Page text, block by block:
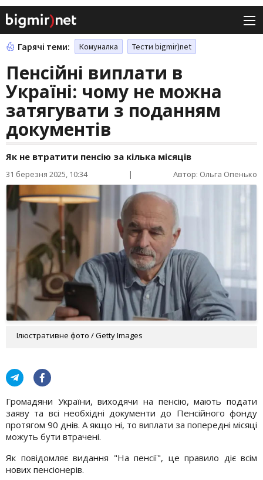
Гарячі теми: Комуналка Тести bigmir)net
Пенсійні виплати в
Україні: чому не можна
затягувати з поданням
документів
Як не втратити пенсію за кілька місяців
31 березня 2025, 10:34 | Автор: Ольга Опенько
Ілюстративне фото / Getty Images
Громадяни України, виходячи на пенсію, мають подати
заяву та всі необхідні документи до Пенсійного фонду
протягом 90 днів. А якщо ні, то виплати за попередні місяці
можуть бути втрачені.
Як повідомляє видання "На пенсії", це правило діє всім
нових пенсіонерів.